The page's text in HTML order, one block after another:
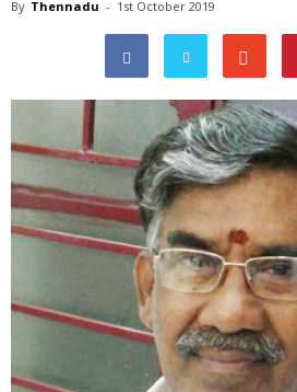
By Thennadu - 1st October 2019